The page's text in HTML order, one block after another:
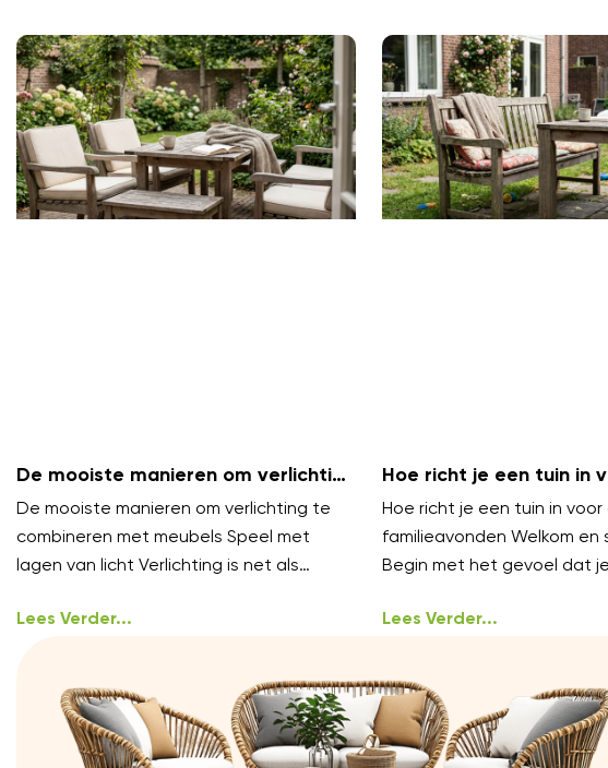
De mooiste manieren om verlichting
te combineren met meubels
De mooiste manieren om verlichting te
combineren met meubels Speel met
lagen van licht Verlichting is net als
Lees Verder...
Hoe richt je een tuin in
gezellige
Hoe richt je een tuin in voor
familieavonden Welkom en
Begin met het gevoel dat
ongedwongen
Lees Verder...